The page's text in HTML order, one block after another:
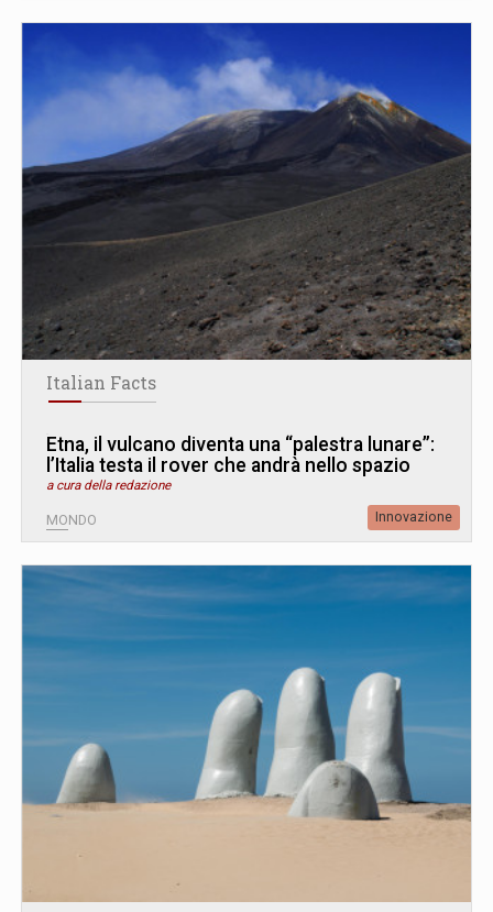
Italian Facts
Etna, il vulcano diventa una “palestra lunare”:
l’Italia testa il rover che andrà nello spazio
a cura della redazione
MONDO Innovazione